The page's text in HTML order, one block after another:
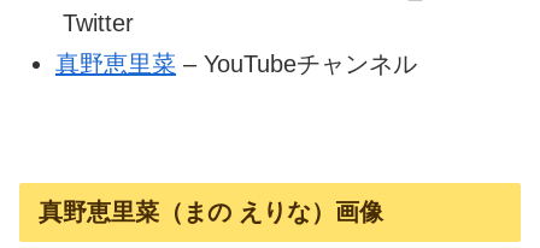
Twitter
真野恵里菜 – YouTubeチャンネル
真野恵里菜（まの えりな）画像